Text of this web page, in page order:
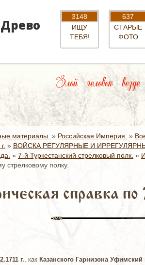
3148
ИЩУ
ТЕБЯ!
637
СТАРЫЕ
ФОТО
Злой человек
материалы. » Российская Империя. »
» ВОЙСКА РЕГУЛЯРНЫЕ И
» 7-й Туркестанский стрелковый полк. »
стрелковому полку.
справка
г., как Казанского Гарнизона Уфимский